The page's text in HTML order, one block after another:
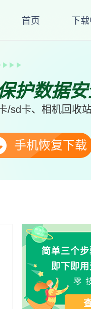
首页 下
护数据
/sd卡、相机回收
手机恢复下载
简单三个
即下即
零